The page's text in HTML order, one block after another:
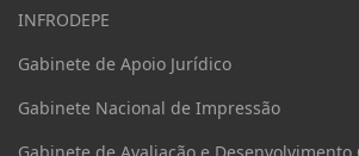
INFRODEPE
Gabinete de Apoio Jurídico
Gabinete Nacional de Impressão